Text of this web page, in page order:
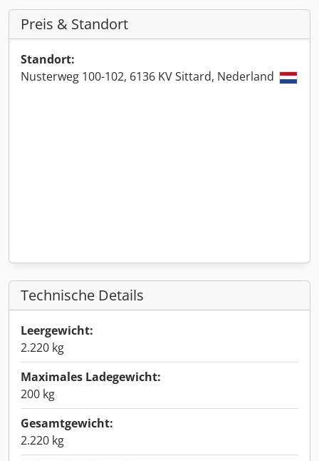
Preis & Standort
Standort:
Nusterweg 100-102, 6136 KV Sittard, Nederland
Technische Details
Leergewicht:
2.220 kg
Maximales Ladegewicht:
200 kg
Gesamtgewicht:
2.220 kg